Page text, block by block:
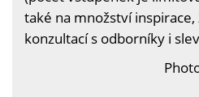
také na množství
konzultací s odborníky i